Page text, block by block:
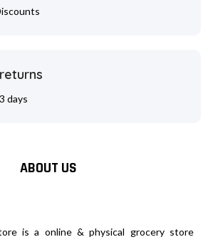
days
ABOUT US
is a online & physical grocery store